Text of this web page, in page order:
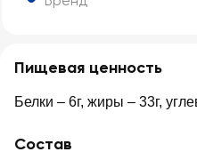
Пищевая ценность
Белки – 6г, жиры – 33г,
Состав